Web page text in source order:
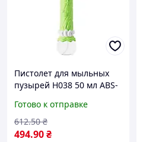
Пистолет для мыльных
пузырей H038 50 мл ABS-
Готово к отправке
494.90₴
612.50 ₴